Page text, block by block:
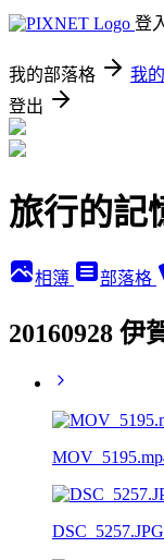
登
我的部落格 我
登出
旅行的記
相簿 部落格
20160928 伊
DSC_5257.JPG